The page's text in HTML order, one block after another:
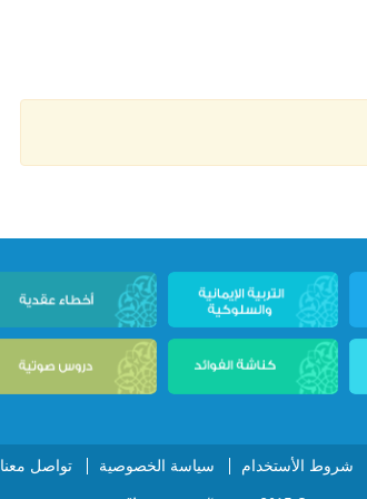
شروط الأستخدام سياسة الخصوصية تواصل معنا